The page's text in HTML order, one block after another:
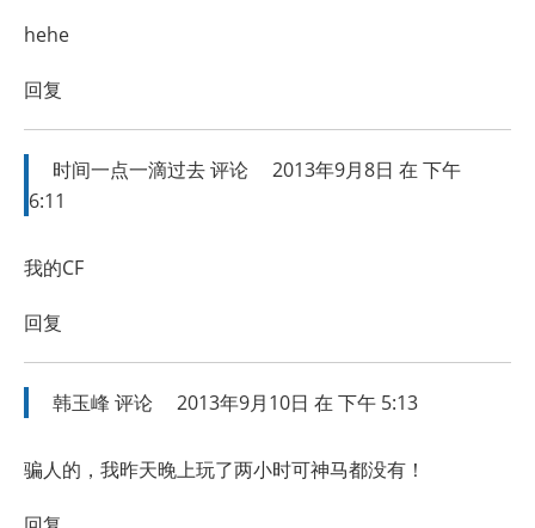
hehe
回复
时间一点一滴过去评论
2013年9月8日 在 下午
6:11
我的CF
回复
韩玉峰 评论 2013年9月10日 在 下午 5:13
骗人的，我昨天晚上玩了两小时可神马都没有！